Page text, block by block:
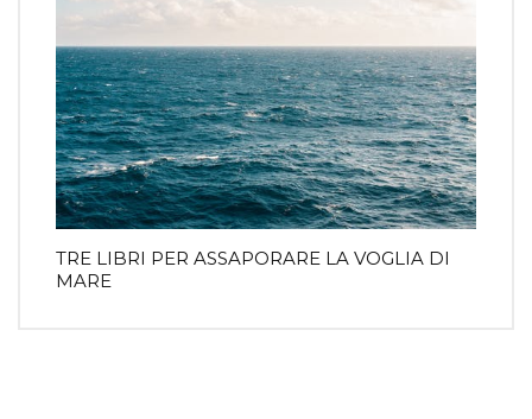
TRE LIBRI PER ASSAPORARE LA VOGLIA DI
MARE